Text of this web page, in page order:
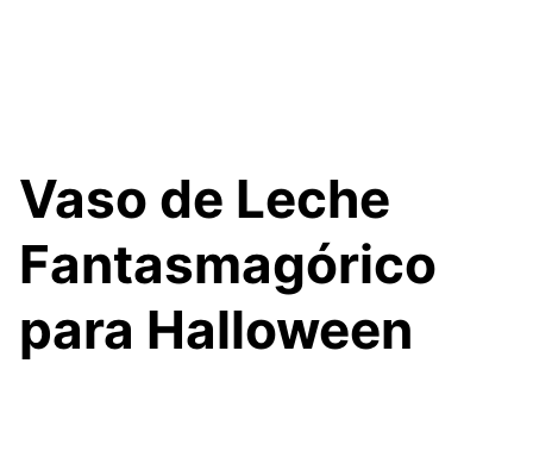
Vaso de Leche
Fantasmagórico
para Halloween